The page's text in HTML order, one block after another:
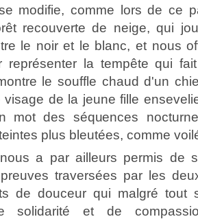
modifie, comme lors de ce
recouverte de neige, qui
le noir et le blanc, et nous
représenter la tempête qui
le souffle chaud d'un
visage de la jeune fille
mot des séquences
plus bleutées, comme
a par ailleurs permis de
traversées par les
de douceur qui malgré tout
solidarité et de